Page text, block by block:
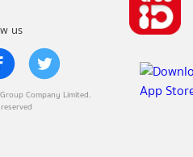
us
Company Limited.